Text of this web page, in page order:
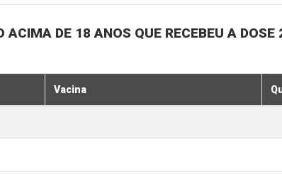
ACIMA DE 18 ANOS QUE RECEBEU A
Vacina